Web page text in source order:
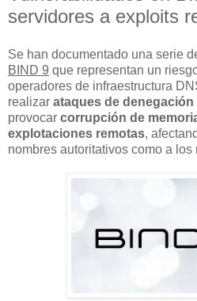
servidores a exploits
Se han documentado una serie
BIND 9 que representan un
operadores de infraestructura
realizar ataques de
provocar corrupción de
explotaciones remotas,
nombres autoritativos como a